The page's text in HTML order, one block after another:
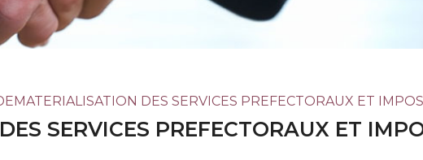
DES SERVICES PREFECTORAUX ET
SERVICES PREFECTORAUX ET